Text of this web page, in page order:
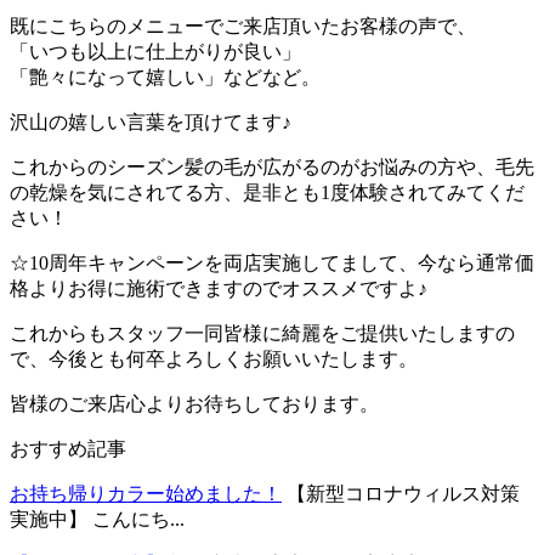
既にこちらのメニューでご来店頂いたお客様の声で、
「いつも以上に仕上がりが良い」
「艶々になって嬉しい」などなど。
沢山の嬉しい言葉を頂けてます♪
これからのシーズン髪の毛が広がるのがお悩みの方や、毛先
の乾燥を気にされてる方、是非とも1度体験されてみてくだ
さい！
☆10周年キャンペーンを両店実施してまして、今なら通常価
格よりお得に施術できますのでオススメですよ♪
これからもスタッフ一同皆様に綺麗をご提供いたしますの
で、今後とも何卒よろしくお願いいたします。
皆様のご来店心よりお待ちしております。
おすすめ記事
お持ち帰りカラー始めました！
【新型コロナウィルス対策
実施中】 こんにち...